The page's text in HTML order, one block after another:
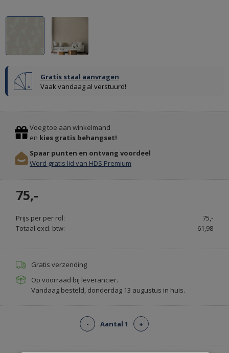
Gratis staal aanvragen
Vaak vandaag al verstuurd!
TAPIJT
VLOEREN
MET
LEGSERVICE
-
VLOERBELEVING.NL
Previous
Stop
Voeg toe aan winkelmand
en kies gratis behangset!
Spaar punten en ontvang voordeel
Word gratis lid van HDS Premium
75,-
Prijs per per rol:
75,-
Totaal excl. btw:
61,98
Gratis verzending
Op voorraad bij leverancier.
Vandaag besteld, donderdag 13 augustus in huis.
- Aantal 1 +